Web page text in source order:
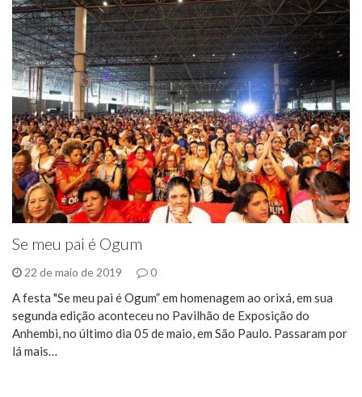
Se meu pai é Ogum
22 de maio de 2019 0
A festa "Se meu pai é Ogum” em homenagem ao orixá, em sua
segunda edição aconteceu no Pavilhão de Exposição do
Anhembi, no último dia 05 de maio, em São Paulo. Passaram por
lá mais…